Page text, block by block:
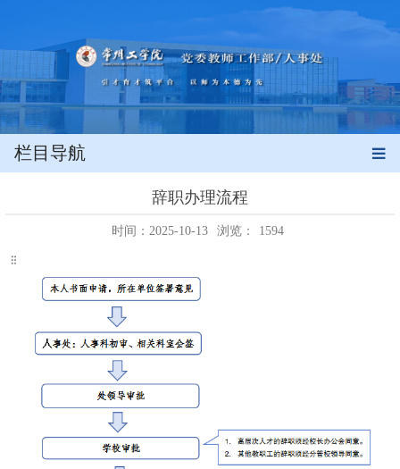
栏目导航
辞职办理流程
时间：2025-10-13 浏览： 1594